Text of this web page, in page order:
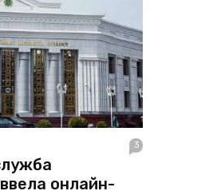
3
онлайн-